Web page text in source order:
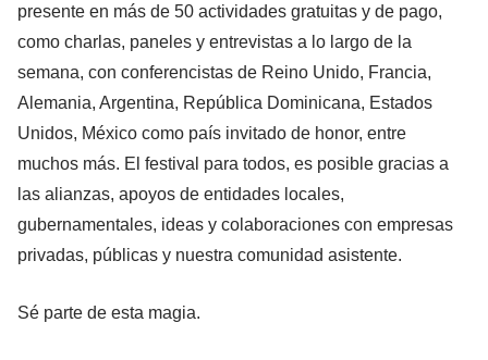
presente en más de 50 actividades gratuitas y de pago,
como charlas, paneles y entrevistas a lo largo de la
semana, con conferencistas de Reino Unido, Francia,
Alemania, Argentina, República Dominicana, Estados
Unidos, México como país invitado de honor, entre
muchos más. El festival para todos, es posible gracias a
las alianzas, apoyos de entidades locales,
gubernamentales, ideas y colaboraciones con empresas
privadas, públicas y nuestra comunidad asistente.
Sé parte de esta magia.